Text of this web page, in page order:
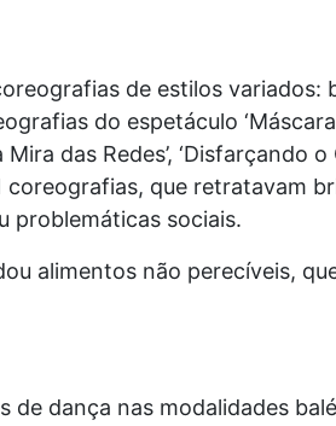
de estilos variados:
do espetáculo
Mira das Redes’, ‘Disfarçando o
que retratavam
problemáticas sociais.
alimentos não perecíveis,
dança nas modalidades